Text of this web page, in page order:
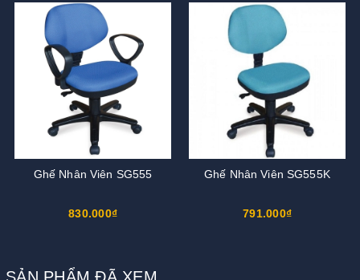
Ghế Nhân Viên SG555
830.000₫
Ghế Nhân Viên SG555K
791.000₫